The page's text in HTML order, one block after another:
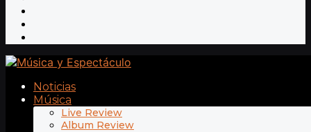
Noticias
Música
Live Review
Album Review